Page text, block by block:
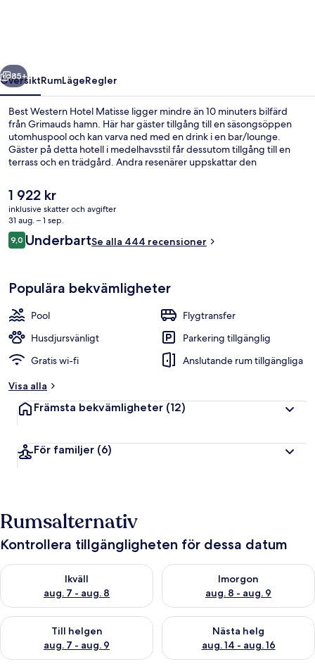
Nästa
85+
ÖversiktRumLägeRegler
Best Western Hotel Matisse ligger mindre än 10 minuters bilfärd
från Grimauds hamn. Här har gäster tillgång till en säsongsöppen
utomhuspool och kan varva ned med en drink i en bar/lounge.
Gäster på detta hotell i medelhavsstil får dessutom tillgång till en
terrass och en trädgård. Andra resenärer uppskattar den
Det
nuvarande
priset
är
1 922 kr
1 922 kr
inklusive skatter och avgifter
31 aug. – 1 sep.
Recensioner
9,09,0 av 10,
UnderbartSe alla 444 recensioner
Populära bekvämligheter
Pool
Flygtransfer
Husdjursvänligt
Parkering tillgänglig
Gratis wi-fi
Anslutande rum tillgängliga
Visa alla
Främsta bekvämligheter (12)
För familjer (6)
Rumsalternativ
Kontrollera tillgängligheten för dessa datum
Ikväll
aug. 7 - aug. 8
Kontrollera tillgängligheten för ikväll aug. 7 - aug. 8
Imorgon
aug. 8 - aug. 9
Kontrollera tillgängligheten
Till helgen
aug. 7 - aug. 9
Kontrollera tillgängligheten för den här helgen aug. 7 - aug. 9
Nästa helg
aug. 14 - aug. 16
Kontrollera tillgängligheten